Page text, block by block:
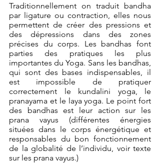
Traditionnellement on traduit bandha
par ligature ou contraction, elles nous
permettent de créer des pressions et
des dépressions dans des zones
précises du corps.
Les bandhas font
parties des pratiques les plus
importantes du Yoga. Sans les bandhas,
qui sont des bases indispensables, il
est impossible de pratiquer
correctement le kundalini yoga, le
pranayama et le laya yoga. Le point fort
des bandhas est leur action sur les
prana vayus (différentes énergies
situées dans le corps énergétique et
responsables du bon fonctionnement
de la globalité de l’individu, voir texte
sur les prana vayus.)